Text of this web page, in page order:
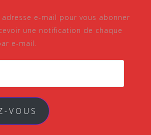
adresse e-mail pour vous abonner
une notification de chaque
e-mail.
VOUS